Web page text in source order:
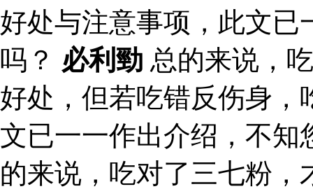
好处与注意事项，此文已
吗？ 必利勁 总的来说，
好处，但若吃错反伤身，
文已一一作出介绍，不
的来说，吃对了三七粉